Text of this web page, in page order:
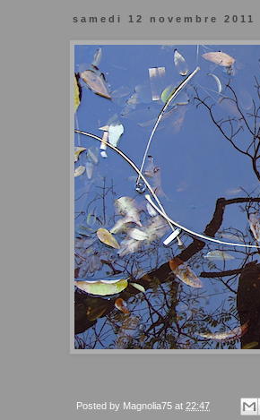
samedi 12 novembre 2011
Posted by Magnolia75 at 22:47